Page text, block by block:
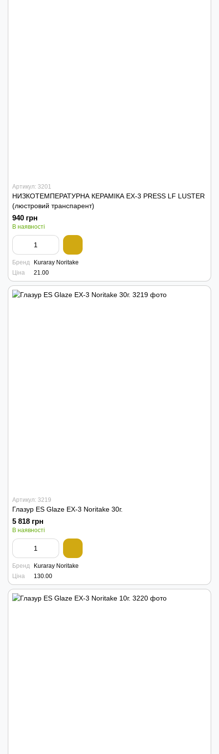
Артикул: 3201
НИЗКОТЕМПЕРАТУРНА КЕРАМІКА EX-3 PRESS LF LUSTER
(люстровий транспарент)
940 грн
В наявності
Бренд
Kuraray Noritake
Ціна
21.00
Артикул: 3219
Глазур ES Glaze EX-3 Noritake 30г.
5 818 грн
В наявності
Бренд
Kuraray Noritake
Ціна
130.00